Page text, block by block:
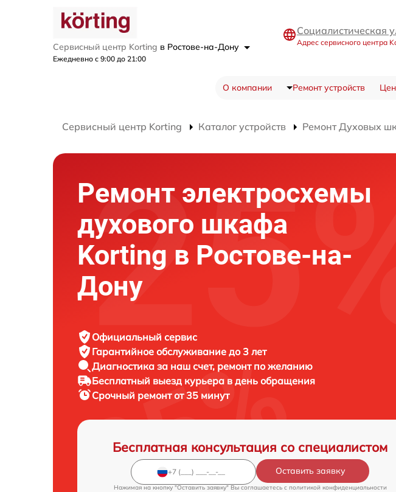
Сервисный центр Korting в Ростове-на-Дону
Ежедневно с 9:00 до 21:00
Социалистическая
Адрес сервисного центра
О компании Ремонт устройств
Сервисный центр Korting Каталог устройств Ремонт Духовых
Ремонт электросхемы
духового шкафа
Korting в Ростове-на-
Дону
Официальный сервис
Гарантийное обслуживание до 3 лет
Диагностика за наш счет, ремонт по желанию
Бесплатный выезд курьера в день обращения
Срочный ремонтот 35 минут
Бесплатная консультация со специалистом
Оставить заявку
Нажимая на кнопку "Оставить заявку" Вы соглашаетесь c политикой конфиденциальности